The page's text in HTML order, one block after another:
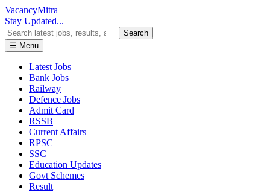
VacancyMitra
Stay Updated...
Search
☰ Menu
Latest Jobs
Bank Jobs
Railway
Defence Jobs
Admit Card
RSSB
Current Affairs
RPSC
SSC
Education Updates
Govt Schemes
Result